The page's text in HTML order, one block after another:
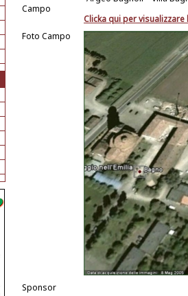
Campo
Clicka qui per
Foto Campo
Sponsor